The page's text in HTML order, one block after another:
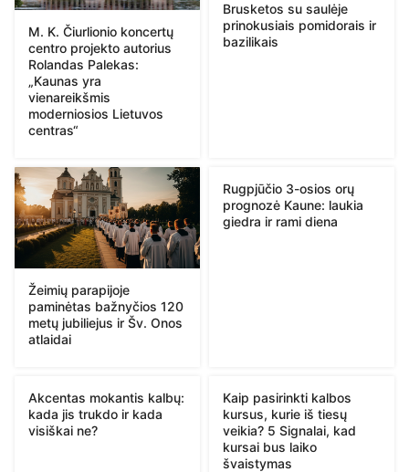
M. K. Čiurlionio koncertų
centro projekto autorius
Rolandas Palekas:
„Kaunas yra
vienareikšmis
moderniosios Lietuvos
centras“
Brusketos su saulėje
prinokusiais pomidorais ir
bazilikais
Žeimių parapijoje
paminėtas bažnyčios 120
metų jubiliejus ir Šv. Onos
atlaidai
Rugpjūčio 3-osios orų
prognozė Kaune: laukia
giedra ir rami diena
Akcentas mokantis kalbų:
kada jis trukdo ir kada
visiškai ne?
Kaip pasirinkti kalbos
kursus, kurie iš tiesų
veikia? 5 Signalai, kad
kursai bus laiko
švaistymas